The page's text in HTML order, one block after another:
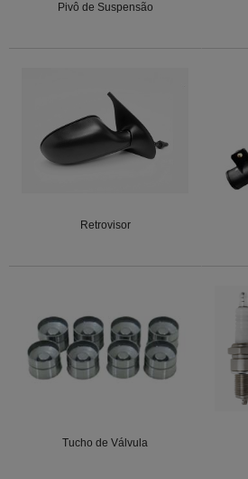
Pivô de Suspensão
Retrovisor
Tucho de Válvula